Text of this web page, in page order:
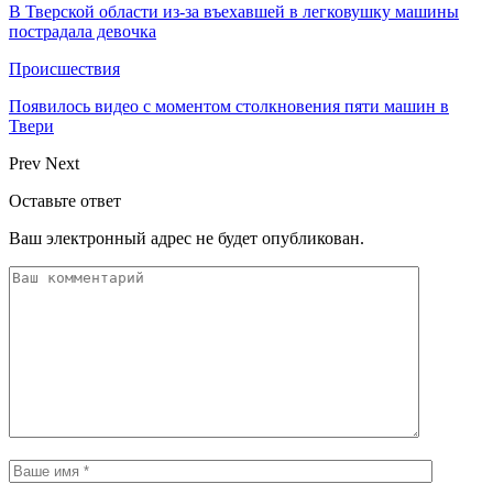
В Тверской области из-за въехавшей в легковушку машины
пострадала девочка
Происшествия
Появилось видео с моментом столкновения пяти машин в
Твери
Prev Next
Оставьте ответ
Ваш электронный адрес не будет опубликован.